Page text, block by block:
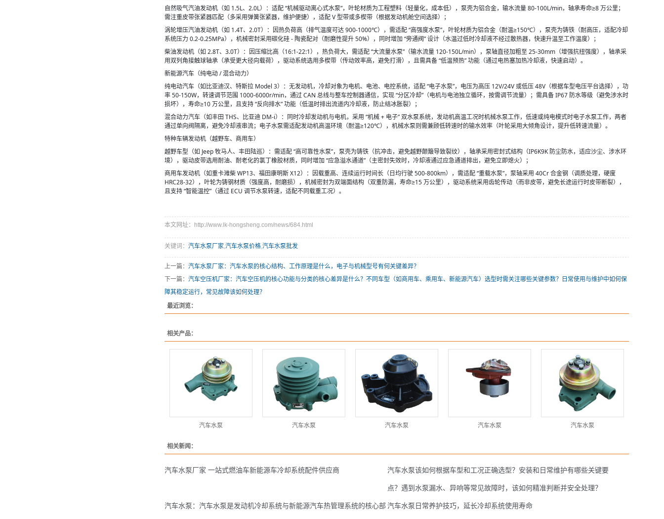
自然吸气汽油发动机（如 1.5L、2.0L）：适配 “机械驱动离心式水泵”，叶轮材质为工程塑料（轻量化，成本低），泵壳为铝合金，输水流量 80-100L/min，轴承寿命≥8 万公里；
需注重皮带张紧器匹配（多采用弹簧张紧器，维护便捷），适配 V 型带或多楔带（根据发动机舱空间选择）；
涡轮增压汽油发动机（如 1.4T、2.0T）：因热负荷高（排气温度可达 900-1000℃），需适配 “高强度水泵”，叶轮材质为铝合金（耐温≥150℃），泵壳为铸铁（耐高压，适配冷却
系统压力 0.2-0.25MPa），机械密封采用碳化硅 - 陶瓷配对（耐磨性提升 50%），同时增加 “旁通阀” 设计（水温过低时冷却液不经过散热器，快速升温至工作温度）；
柴油发动机（如 2.8T、3.0T）：因压缩比高（16:1-22:1），热负荷大，需适配 “大流量水泵”（输水流量 120-150L/min），泵轴直径加粗至 25-30mm（增强抗扭强度），轴承采
用双列角接触球轴承（承受更大径向载荷），驱动系统选用多楔带（传动效率高，避免打滑），且需具备 “低温预热” 功能（通过电热塞加热冷却液，快速启动）。
新能源汽车（纯电动 / 混合动力）
纯电动汽车（如比亚迪汉、特斯拉 Model 3）：无发动机，冷却对象为电机、电池、电控系统，适配 “电子水泵”，电压为高压 12V/24V 或低压 48V（根据车型电压平台选择），功
率 50-150W，转速调节范围 1000-6000r/min，通过 CAN 总线与整车控制器通信，实现 “分区冷却”（电机与电池独立循环，按需调节流量）；需具备 IP67 防水等级（避免涉水时
损坏），寿命≥10 万公里，且支持 “反向排水” 功能（低温时排出流道内冷却液，防止结冰胀裂）；
混合动力汽车（如丰田 THS、比亚迪 DM-i）：同时冷却发动机与电机，采用 “机械 + 电子” 双水泵系统，发动机高温工况时机械水泵工作，低速或纯电模式时电子水泵工作，两者
通过单向阀隔离，避免冷却液串流；电子水泵需适配发动机高温环境（耐温≥120℃），机械水泵则需兼顾低转速时的输水效率（叶轮采用大倾角设计，提升低转速流量）。
特种车辆发动机（越野车、商用车）
越野车型（如 Jeep 牧马人、丰田陆巡）：需适配 “高可靠性水泵”，泵壳为铸铁（抗冲击，避免越野颠簸导致裂纹），轴承采用密封式结构（IP6K9K 防尘防水，适应沙尘、涉水环
境），驱动皮带选用耐油、耐老化的氯丁橡胶材质，同时增加 “应急溢水通道”（主密封失效时，冷却液通过应急通道排出，避免立即熄火）；
商用车发动机（如重卡潍柴 WP13、福田康明斯 X12）：因载重高、连续运行时间长（日均行驶 500-800km），需适配 “重载水泵”，泵轴采用 40Cr 合金钢（调质处理，硬度
HRC28-32），叶轮为铸钢材质（强度高，耐磨损），机械密封为双端面结构（双重防漏，寿命≥15 万公里），驱动系统采用齿轮传动（而非皮带，避免长途运行时皮带断裂），
且支持 “智能温控”（通过 ECU 调节水泵转速，适配不同载重工况）。
本文网址：http://www.lk-hongsheng.com/news/684.html
关键词： 汽车水泵厂家 汽车水泵价格 汽车水泵批发
上一篇： 汽车水泵厂家：汽车水泵的核心结构、工作原理是什么，电子与机械型号有何关键差异？
下一篇： 汽车空压机厂家：汽车空压机的核心功能与分类的核心差异是什么？不同车型（如商用车、乘用车、新能源汽车）选型时需关注哪些关键参数？日常使用与维护中如何保
障其稳定运行，常见故障该如何处理？
最近浏览：
相关产品：
汽车水泵 汽车水泵 汽车水泵 汽车水泵 汽车水泵
相关新闻：
汽车水泵厂家 一站式燃油车新能源车冷却系统配件供应商 汽车水泵该如何根据车型和工况正确选型？安装和日常维护有哪些关键要
点？遇到水泵漏水、异响等常见故障时，该如何精准判断并安全处理？
汽车水泵：汽车水泵是发动机冷却系统与新能源汽车热管理系统的核心部 汽车水泵日常养护技巧，延长冷却系统使用寿命